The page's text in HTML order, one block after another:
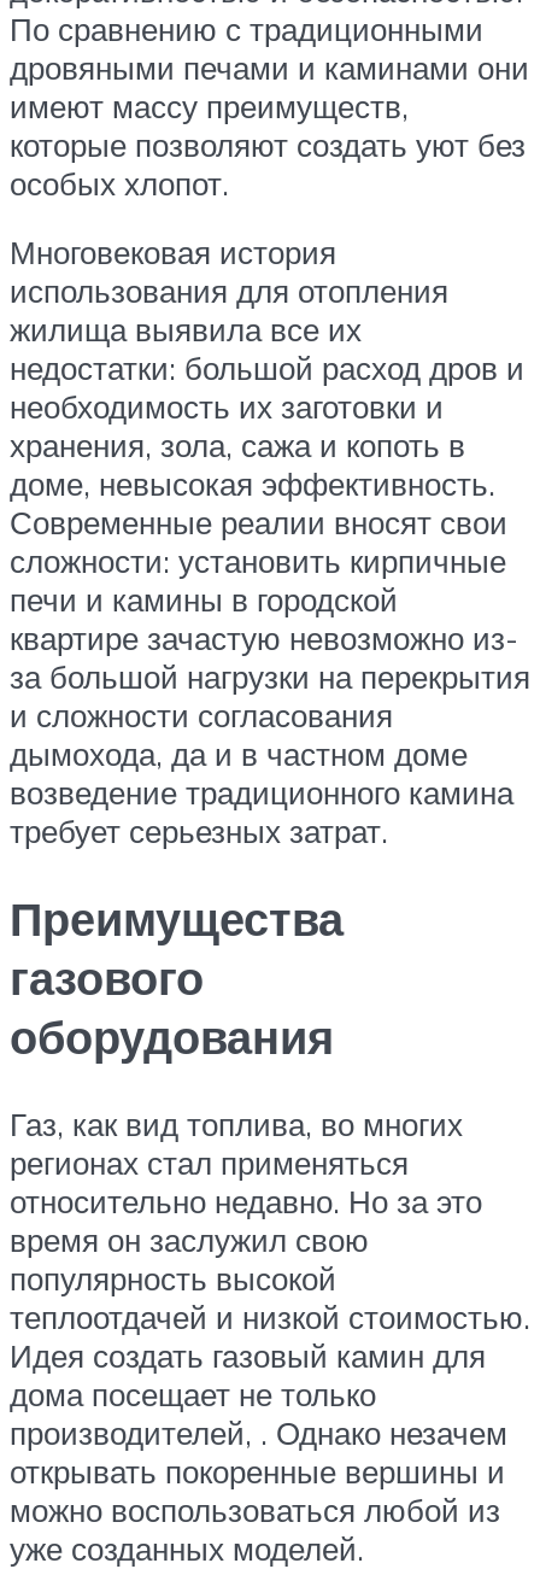
По сравнению с традиционными
дровяными печами и каминами они
имеют массу преимуществ,
которые позволяют создать уют без
особых хлопот.
Многовековая история
использования для отопления
жилища выявила все их
недостатки: большой расход дров и
необходимость их заготовки и
хранения, зола, сажа и копоть в
доме, невысокая эффективность.
Современные реалии вносят свои
сложности: установить кирпичные
печи и камины в городской
квартире зачастую невозможно из-
за большой нагрузки на перекрытия
и сложности согласования
дымохода, да и в частном доме
возведение традиционного камина
требует серьезных затрат.
Преимущества
газового
оборудования
Газ, как вид топлива, во многих
регионах стал применяться
относительно недавно. Но за это
время он заслужил свою
популярность высокой
теплоотдачей и низкой стоимостью.
Идея создать газовый камин для
дома посещает не только
производителей, . Однако незачем
открывать покоренные вершины и
можно воспользоваться любой из
уже созданных моделей.